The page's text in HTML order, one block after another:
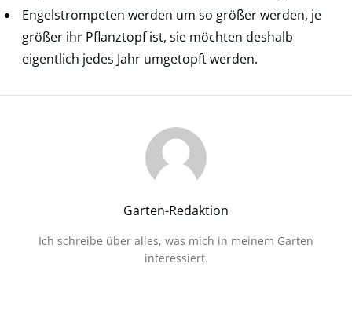
Engelstrompeten werden um so größer werden, je
größer ihr Pflanztopf ist, sie möchten deshalb
eigentlich jedes Jahr umgetopft werden.
Garten-Redaktion
Ich schreibe über alles, was mich in meinem Garten
interessiert.